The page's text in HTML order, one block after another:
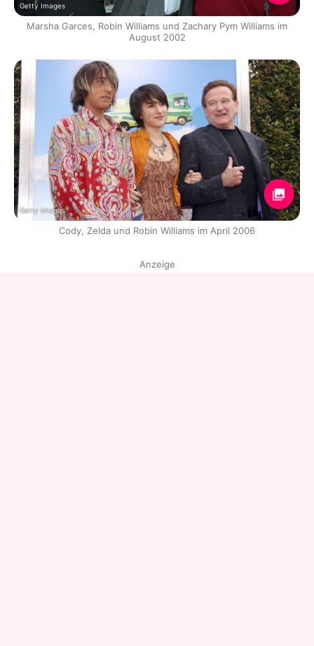
Getty Images
Marsha Garces, Robin Williams und Zachary Pym Williams im
August 2002
Getty Images
Cody, Zelda und Robin Williams im April 2006
Anzeige